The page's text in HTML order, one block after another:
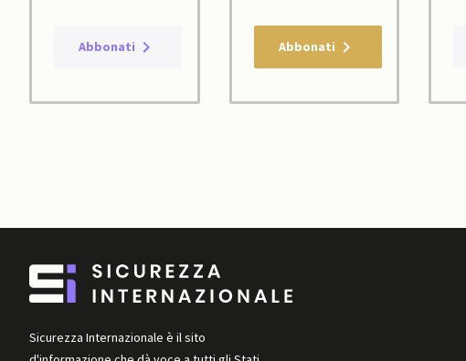
Abbonati Abbonati
Sicurezza Internazionale è il sito